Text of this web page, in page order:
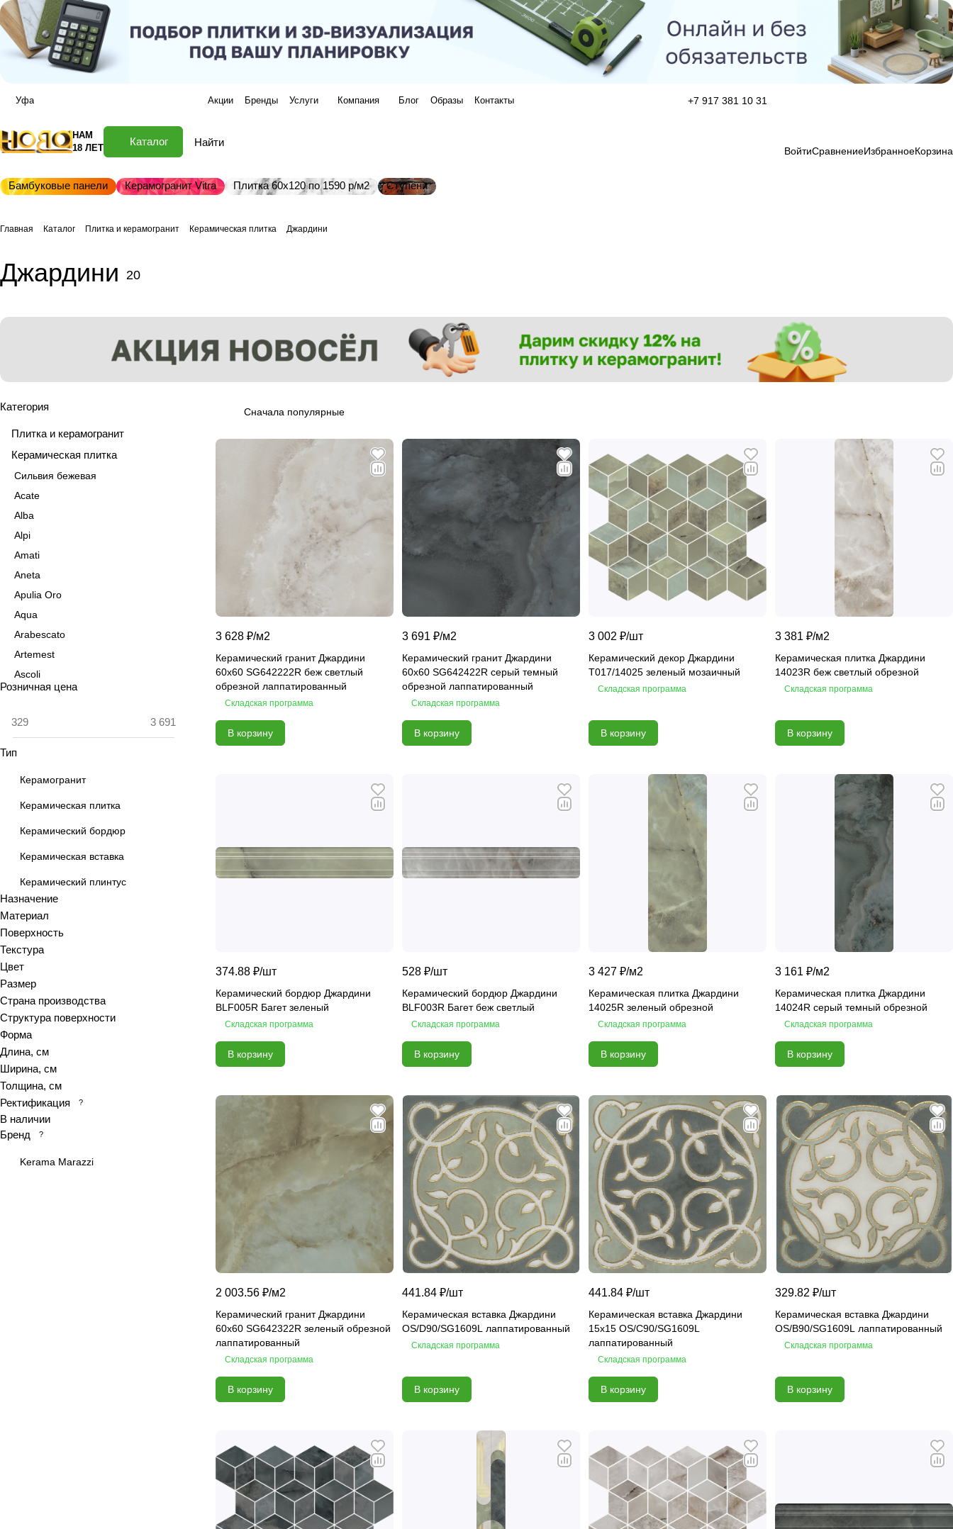
Уфа Акции Бренды Услуги Компания Блог Образы Контакты +7 917 381 10 31
НАМ
18 ЛЕТ
Каталог
ВойтиСравнениеИзбранноеКорзина
Бамбуковые панели Керамогранит Vitra Плитка 60х120 по 1590 р/м2 Ступени
Главная Каталог Плитка и керамогранит Керамическая плитка Джардини
Джардини 20
Сначала популярные
3 628 ₽/м2
Керамический гранит Джардини
60х60 SG642222R беж светлый
обрезной лаппатированный
Складская программа
В корзину
3 691 ₽/м2
Керамический гранит Джардини
60х60 SG642422R серый темный
обрезной лаппатированный
Складская программа
В корзину
3 002 ₽/шт
Керамический декор Джардини
T017/14025 зеленый мозаичный
Складская программа
В корзину
3 381 ₽/м2
Керамическая плитка Джардини
14023R беж светлый обрезной
Складская программа
В корзину
374.88 ₽/шт
Керамический бордюр Джардини
BLF005R Багет зеленый
Складская программа
В корзину
528 ₽/шт
Керамический бордюр Джардини
BLF003R Багет беж светлый
Складская программа
В корзину
3 427 ₽/м2
Керамическая плитка Джардини
14025R зеленый обрезной
Складская программа
В корзину
3 161 ₽/м2
Керамическая плитка Джардини
14024R серый темный обрезной
Складская программа
В корзину
2 003.56 ₽/м2
Керамический гранит Джардини
60х60 SG642322R зеленый обрезной
лаппатированный
Складская программа
В корзину
441.84 ₽/шт
Керамическая вставка Джардини
OS/D90/SG1609L лаппатированный
Складская программа
В корзину
441.84 ₽/шт
Керамическая вставка Джардини
15х15 OS/C90/SG1609L
лаппатированный
Складская программа
В корзину
329.82 ₽/шт
Керамическая вставка Джардини
OS/B90/SG1609L лаппатированный
Складская программа
В корзину
Категория
Плитка и керамогранит
Керамическая плитка
Сильвия бежевая
Acate
Alba
Alpi
Amati
Aneta
Apulia Oro
Aqua
Arabescato
Artemest
Ascoli
Aspen
Azolla
Bricks
Brooklyn
Calacatta
Calacatta Grey
Calacatta Ivory
Calacatta Opaco
Calacatta royal
Calypso
Carrara
Celia
Chateau
Colores
Constance
Delicato
Розничная цена
Тип
Керамогранит
Керамическая плитка
Керамический бордюр
Керамическая вставка
Керамический плинтус
Назначение
Материал
Поверхность
Текстура
Цвет
Размер
Страна производства
Структура поверхности
Форма
Длина, см
Ширина, см
Толщина, см
Ректификация
?
В наличии
Бренд
?
Kerama Marazzi